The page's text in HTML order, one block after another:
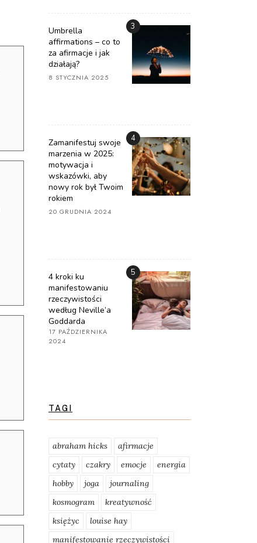
Umbrella
affirmations – co to
za afirmacje i jak
działają?
8 STYCZNIA 2025
3
Zamanifestuj swoje
marzenia w 2025:
motywacja i
wskazówki, aby
nowy rok był Twoim
rokiem
20 GRUDNIA 2024
4
4 kroki ku
manifestowaniu
rzeczywistości
według Neville’a
Goddarda
17 PAŹDZIERNIKA
2024
5
TAGI
abraham hicks
afirmacje
cytaty
czakry emocje
energia
hobby
joga
journaling
kosmogram
kreatywność
księżyc
louise hay
manifestowanie rzeczywistości